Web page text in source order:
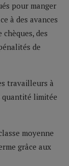
pour manger
à des avances
chèques, des
de
travailleurs à
quantité limitée
moyenne
grâce aux